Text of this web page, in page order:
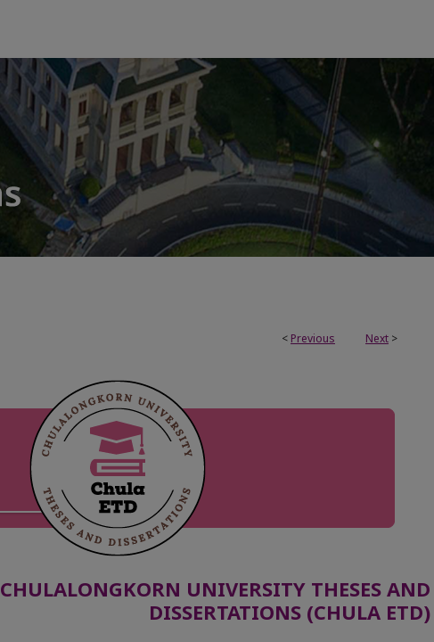
< Previous Next >
CHULALONGKORN UNIVERSITY THESES AND
DISSERTATIONS (CHULA ETD)